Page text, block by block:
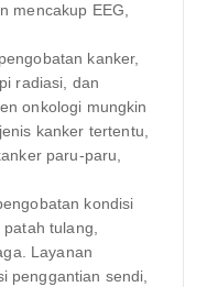
mencakup EEG,
kanker,
radiasi, dan
onkologi mungkin
kanker tertentu,
paru-paru,
kondisi
patah tulang,
Layanan
penggantian sendi,